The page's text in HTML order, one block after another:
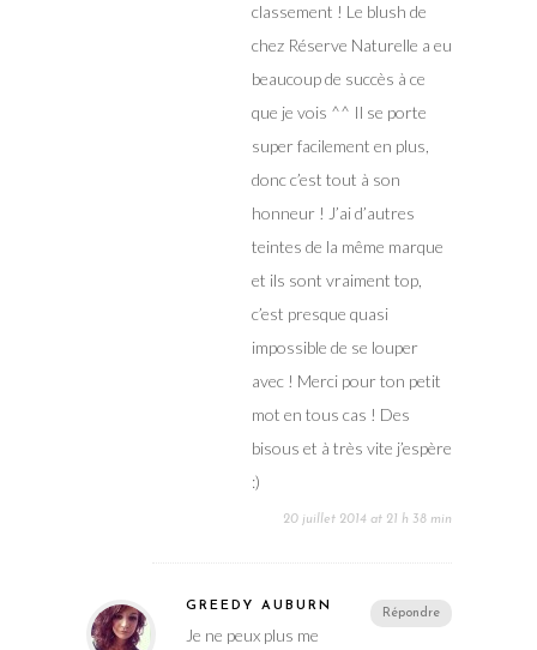
classement ! Le blush de
chez Réserve Naturelle a eu
beaucoup de succès à ce
que je vois ^^ Il se porte
super facilement en plus,
donc c’est tout à son
honneur ! J’ai d’autres
teintes de la même marque
et ils sont vraiment top,
c’est presque quasi
impossible de se louper
avec ! Merci pour ton petit
mot en tous cas ! Des
bisous et à très vite j’espère
:)
20 juillet 2014 at 21 h 38 min
Répondre
GREEDY AUBURN
Je ne peux plus me